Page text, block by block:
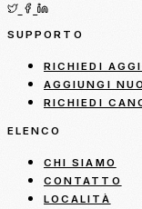
SUPPORTO
RICHIEDI
AGGIUNGI
RICHIEDI
ELENCO
CHI SIAMO
CONTATTO
LOCALITÀ